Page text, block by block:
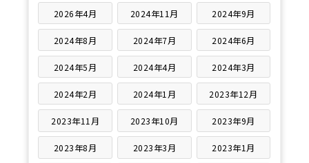
2026年4月 2024年11月 2024年9月
2024年8月 2024年7月 2024年6月
2024年5月 2024年4月 2024年3月
2024年2月 2024年1月 2023年12月
2023年11月 2023年10月 2023年9月
2023年8月 2023年3月 2023年1月